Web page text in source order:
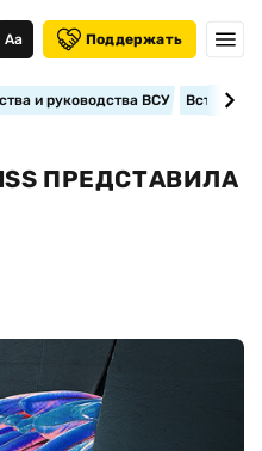
Аа Поддержать
и руководства ВСУ
ПРЕДСТАВИЛА